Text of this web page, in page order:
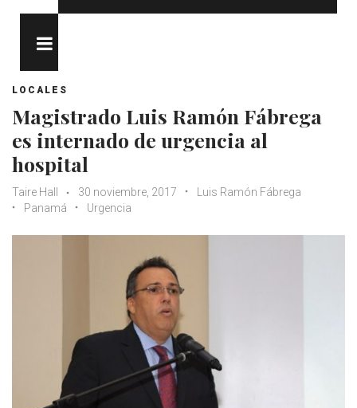
LOCALES
Magistrado Luis Ramón Fábrega
es internado de urgencia al
hospital
Taire Hall 30 noviembre, 2017
Luis Ramón Fábrega
Panamá
Urgencia